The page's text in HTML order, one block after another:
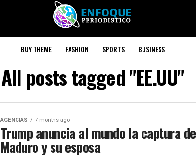
BUY THEME FASHION SPORTS BUSINESS
All posts tagged "EE.UU"
AGENCIAS 7 months ago
Trump anuncia al mundo la captura de
Maduro y su esposa